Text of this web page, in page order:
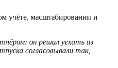
учёте, масштабировании и
ёром: он решил уехать из
согласовывали так,